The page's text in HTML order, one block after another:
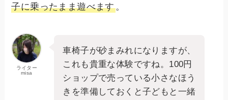
子に乗ったまま遊べます。
ライター
misa
車椅子が砂まみれになりますが、
これも貴重な体験ですね。100円
ショップで売っている小さなほう
きを準備しておくと子どもと一緒